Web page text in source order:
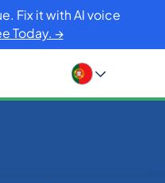
Fix it with AI voice
Today. →